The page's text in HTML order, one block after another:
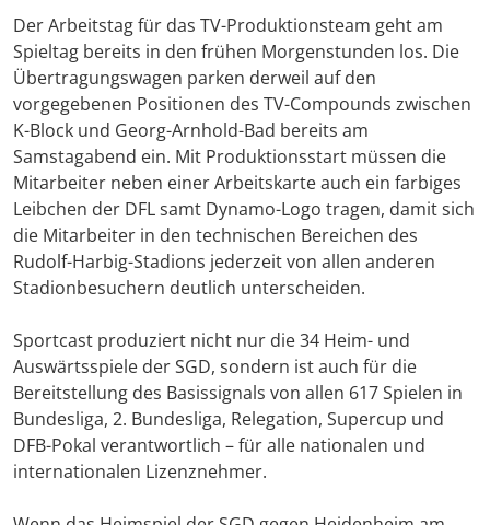
Der Arbeitstag für das TV-Produktionsteam geht am
Spieltag bereits in den frühen Morgenstunden los. Die
Übertragungswagen parken derweil auf den
vorgegebenen Positionen des TV-Compounds zwischen
K-Block und Georg-Arnhold-Bad bereits am
Samstagabend ein. Mit Produktionsstart müssen die
Mitarbeiter neben einer Arbeitskarte auch ein farbiges
Leibchen der DFL samt Dynamo-Logo tragen, damit sich
die Mitarbeiter in den technischen Bereichen des
Rudolf-Harbig-Stadions jederzeit von allen anderen
Stadionbesuchern deutlich unterscheiden.
Sportcast produziert nicht nur die 34 Heim- und
Auswärtsspiele der SGD, sondern ist auch für die
Bereitstellung des Basissignals von allen 617 Spielen in
Bundesliga, 2. Bundesliga, Relegation, Supercup und
DFB-Pokal verantwortlich – für alle nationalen und
internationalen Lizenznehmer.